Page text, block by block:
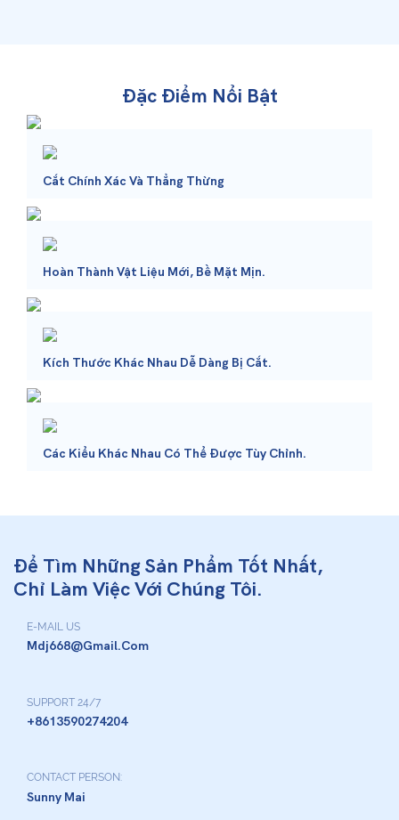
Đặc Điểm Nổi Bật
Cắt Chính Xác Và Thẳng Thừng
Hoàn Thành Vật Liệu Mới, Bề Mặt Mịn.
Kích Thước Khác Nhau Dễ Dàng Bị Cắt.
Các Kiểu Khác Nhau Có Thể Được Tùy Chỉnh.
Để Tìm Những Sản Phẩm Tốt Nhất,
Chỉ Làm Việc Với Chúng Tôi.
E-MAIL US
Mdj668@gmail.com
SUPPORT 24/7
+8613590274204
CONTACT PERSON:
Sunny Mai